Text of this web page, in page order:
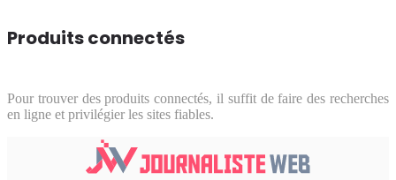
Produits connectés
Pour trouver des produits connectés, il suffit de faire des recherches
en ligne et privilégier les sites fiables.